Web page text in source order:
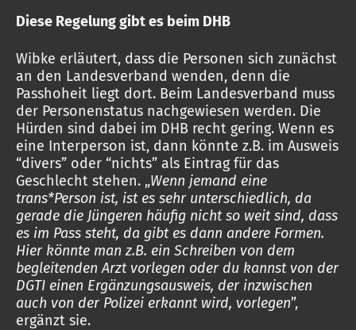
Diese Regelung gibt es beim DHB
Wibke erläutert, dass die Personen sich zunächst
an den Landesverband wenden, denn die
Passhoheit liegt dort. Beim Landesverband muss
der Personenstatus nachgewiesen werden. Die
Hürden sind dabei im DHB recht gering. Wenn es
eine Interperson ist, dann könnte z.B. im Ausweis
“divers” oder “nichts” als Eintrag für das
Geschlecht stehen. „Wenn jemand eine
trans*Person ist, ist es sehr unterschiedlich, da
gerade die Jüngeren häufig nicht so weit sind, dass
es im Pass steht, da gibt es dann andere Formen.
Hier könnte man z.B. ein Schreiben von dem
begleitenden Arzt vorlegen oder du kannst von der
DGTI einen Ergänzungsausweis, der inzwischen
auch von der Polizei erkannt wird, vorlegen”,
ergänzt sie.